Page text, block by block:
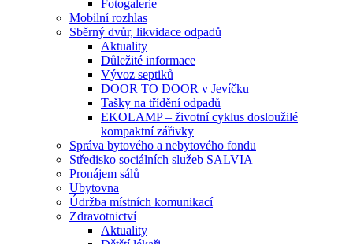
Fotogalerie
Mobilní rozhlas
Sběrný dvůr, likvidace odpadů
Aktuality
Důležité informace
Vývoz septiků
DOOR TO DOOR v Jevíčku
Tašky na třídění odpadů
EKOLAMP – životní cyklus dosloužilé
kompaktní zářivky
Správa bytového a nebytového fondu
Středisko sociálních služeb SALVIA
Pronájem sálů
Ubytovna
Údržba místních komunikací
Zdravotnictví
Aktuality